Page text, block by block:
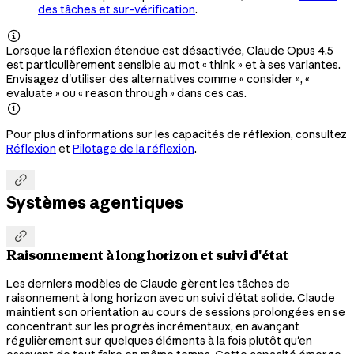
des tâches et sur-vérification.

Lorsque la réflexion étendue est désactivée, Claude Opus 4.5
est particulièrement sensible au mot « think » et à ses variantes.
Envisagez d'utiliser des alternatives comme « consider », «
evaluate » ou « reason through » dans ces cas.

Pour plus d'informations sur les capacités de réflexion, consultez
Réflexion etPilotage de la réflexion.

Systèmes agentiques

Raisonnement à long horizon et suivi d'état
Les derniers modèles de Claude gèrent les tâches de
raisonnement à long horizon avec un suivi d'état solide. Claude
maintient son orientation au cours de sessions prolongées en se
concentrant sur les progrès incrémentaux, en avançant
régulièrement sur quelques éléments à la fois plutôt qu'en